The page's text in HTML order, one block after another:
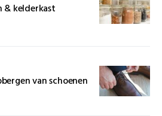
& kelderkast
van schoenen